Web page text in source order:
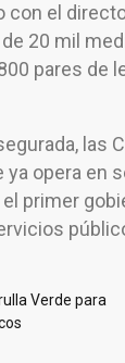
el
20 mil
pares
las
opera en
primer
Verde para